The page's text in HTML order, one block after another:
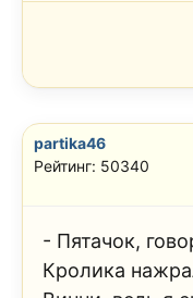
partika46
Рейтинг: 50340
- Пятачок,
Кролика